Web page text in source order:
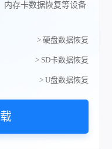
内存卡数据恢复等设备
> 硬盘数据恢复
> SD卡数据恢复
> U盘数据恢复